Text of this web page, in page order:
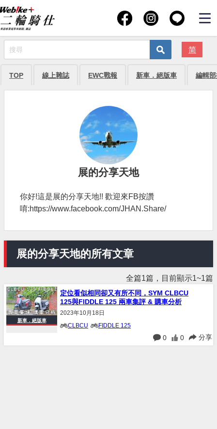
简
TOP 線上雜誌 EWC戰報 新車．絕版車 編輯
展的分享天地
你好!這是展的分享天地!! 歡迎來FB按讚
唷:https://www.facebook.com/JHAN.Share/
展的分享天地的所有文章
全篇1篇，目前顯示1~1篇
新車．絕版車
定位看似相同卻又有所不同，SYM CLBCU
125與FIDDLE 125 兩車集評 & 購車分析
2023年10月18日
CLBCU FIDDLE 125
0 0 分享